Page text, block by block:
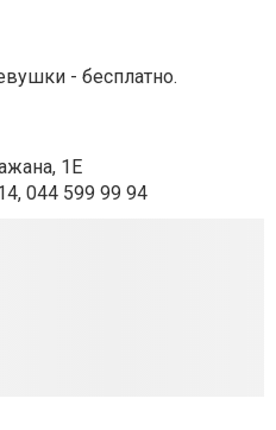
- бесплатно.
1E
044 599 99 94